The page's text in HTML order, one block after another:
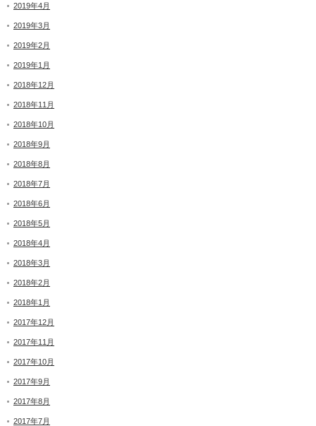
2019年4月
2019年3月
2019年2月
2019年1月
2018年12月
2018年11月
2018年10月
2018年9月
2018年8月
2018年7月
2018年6月
2018年5月
2018年4月
2018年3月
2018年2月
2018年1月
2017年12月
2017年11月
2017年10月
2017年9月
2017年8月
2017年7月